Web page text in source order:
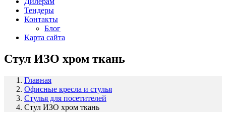
Тендеры
Контакты
Блог
Карта сайта
Стул ИЗО хром ткань
Главная
Офисные кресла и стулья
Стулья для посетителей
Стул ИЗО хром ткань